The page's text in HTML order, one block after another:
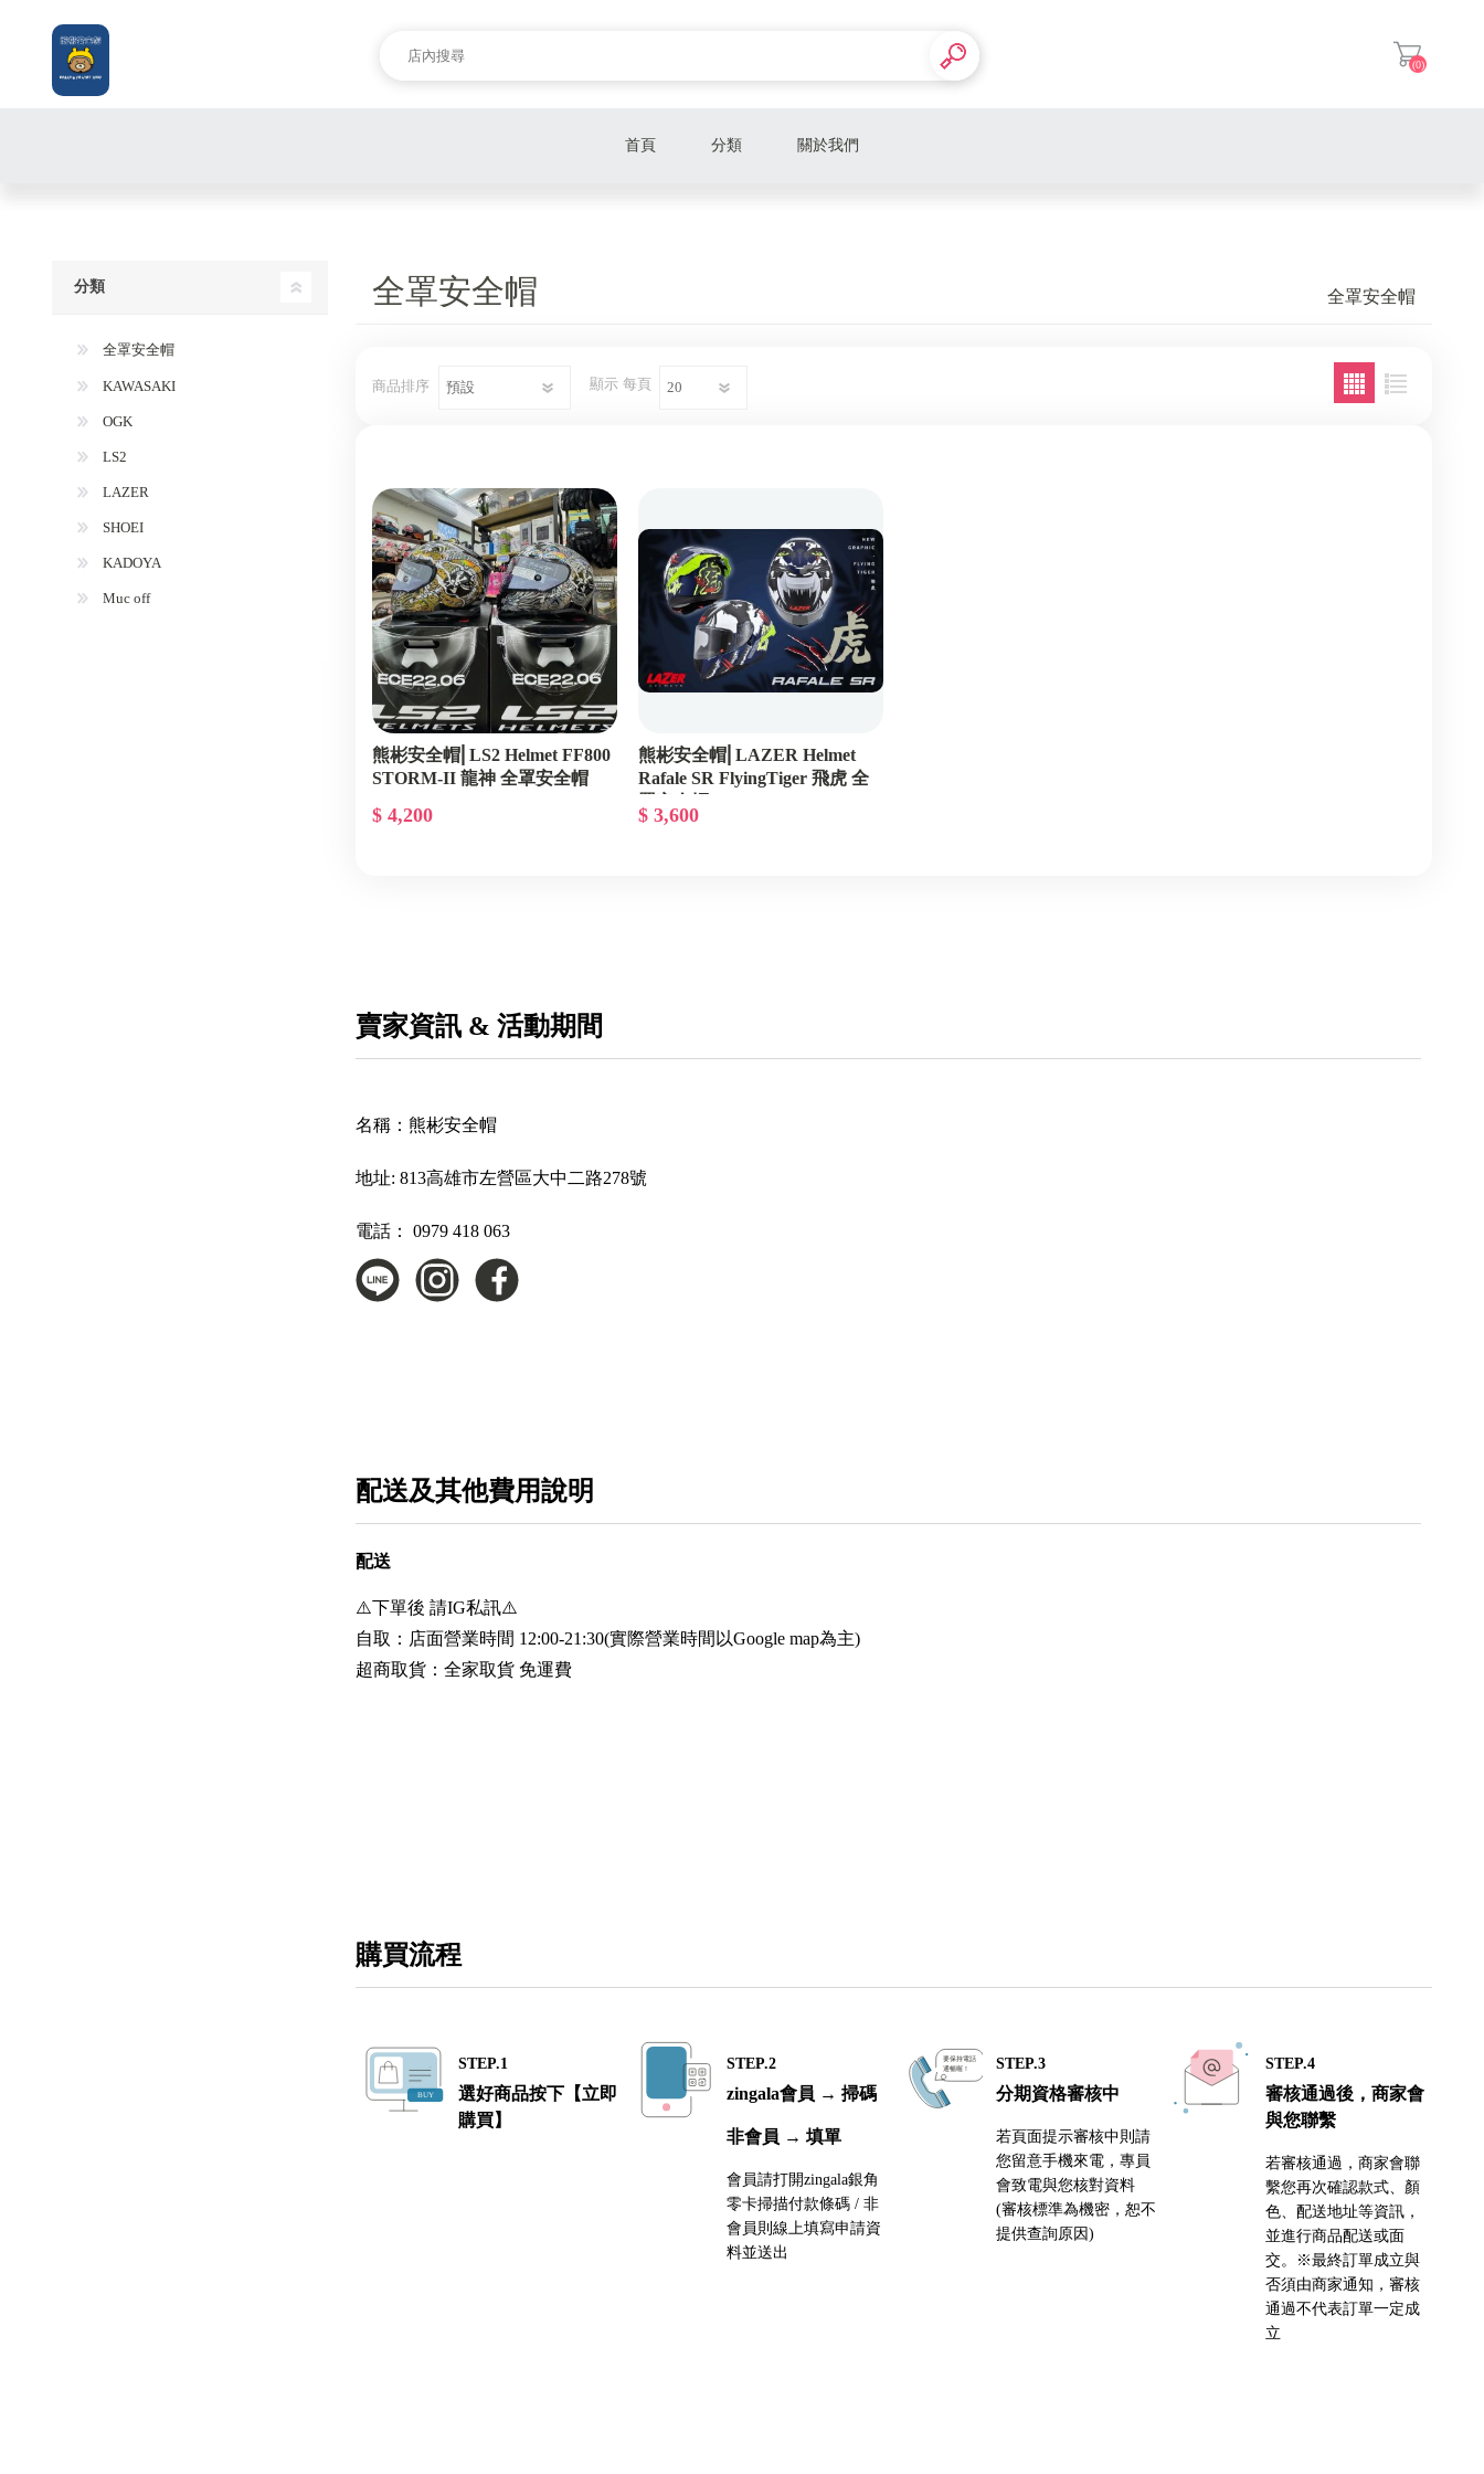
(0)
首頁 分類 關於我們
全罩安全帽 全罩安全帽
商品排序 顯示 每頁
熊彬安全帽⎜LS2 Helmet FF800
STORM-II 龍神 全罩安全帽
$ 4,200
熊彬安全帽⎜LAZER Helmet
Rafale SR FlyingTiger 飛虎 全
$ 3,600
賣家資訊 & 活動期間
名稱： 熊彬安全帽
地址: 813高雄市左營區大中二路278號
電話： 0979 418 063
配送及其他費用說明
配送
⚠️下單後 請IG私訊⚠️
自取：店面營業時間 12:00-21:30(實際營業時間以Google map為主)
超商取貨：全家取貨 免運費
購買流程
STEP.1
選好商品按下【立即
購買】
STEP.2
zingala會員 → 掃碼
非會員 → 填單
會員請打開zingala銀角
零卡掃描付款條碼 / 非
會員則線上填寫申請資
料並送出
STEP.3
分期資格審核中
若頁面提示審核中則請
您留意手機來電，專員
會致電與您核對資料
(審核標準為機密，恕不
提供查詢原因)
STEP.4
審核通過後，商家會
與您聯繫
若審核通過，商家會聯
繫您再次確認款式、顏
色、配送地址等資訊，
並進行商品配送或面
交。※最終訂單成立與
否須由商家通知，審核
通過不代表訂單一定成
立
分類
全罩安全帽
KAWASAKI
OGK
LS2
LAZER
SHOEI
KADOYA
Muc off